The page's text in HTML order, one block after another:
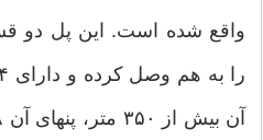
واقع شده است. این پل دو